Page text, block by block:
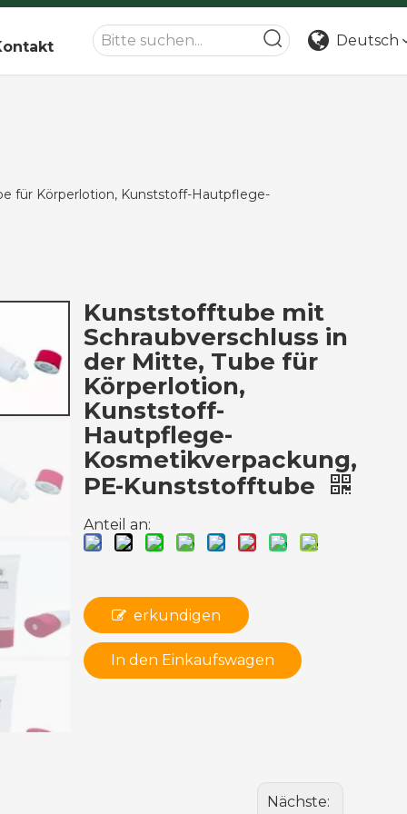
Deutsch
für Körperlotion, Kunststoff-Hautpflege-
Kunststofftube mit
Schraubverschluss in
der Mitte, Tube für
Körperlotion,
Kunststoff-
Hautpflege-
Kosmetikverpackung,
PE-Kunststofftube
Anteil an:
erkundigen
In den Einkaufswagen
Nächste: